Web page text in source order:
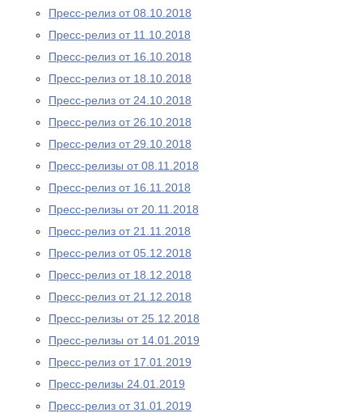
Пресс-релиз от 08.10.2018
Пресс-релиз от 11.10.2018
Пресс-релиз от 16.10.2018
Пресс-релиз от 18.10.2018
Пресс-релиз от 24.10.2018
Пресс-релиз от 26.10.2018
Пресс-релиз от 29.10.2018
Пресс-релизы от 08.11.2018
Пресс-релиз от 16.11.2018
Пресс-релизы от 20.11.2018
Пресс-релиз от 21.11.2018
Пресс-релиз от 05.12.2018
Пресс-релиз от 18.12.2018
Пресс-релиз от 21.12.2018
Пресс-релизы от 25.12.2018
Пресс-релизы от 14.01.2019
Пресс-релиз от 17.01.2019
Пресс-релизы 24.01.2019
Пресс-релиз от 31.01.2019